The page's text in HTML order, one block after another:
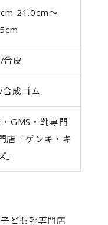
21.0cm～
合皮
合成ゴム
GMS・靴専門
店「ゲンキ・キ
」
ども靴専門店